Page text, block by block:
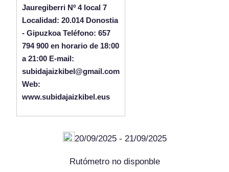
Jauregiberri Nº 4 local 7
Localidad: 20.014 Donostia
- Gipuzkoa Teléfono: 657
794 900 en horario de 18:00
a 21:00 E-mail:
subidajaizkibel@gmail.com
Web:
www.subidajaizkibel.eus
20/09/2025 - 21/09/2025
Rutómetro no disponble